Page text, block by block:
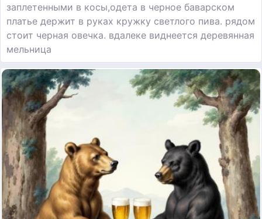
заплетенными в косы,одета в черное баварском
платье держит в руках кружку светлого пива. рядом
стоит черная овечка. вдалеке виднеется деревянная
мельница